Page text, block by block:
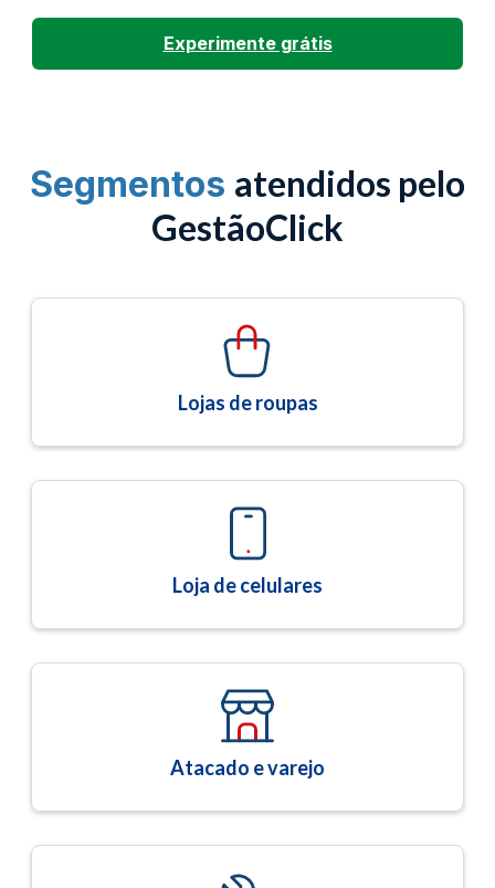
Experimente grátis
Segmentos atendidos pelo
GestãoClick
Lojas de roupas
Loja de celulares
Atacado e varejo